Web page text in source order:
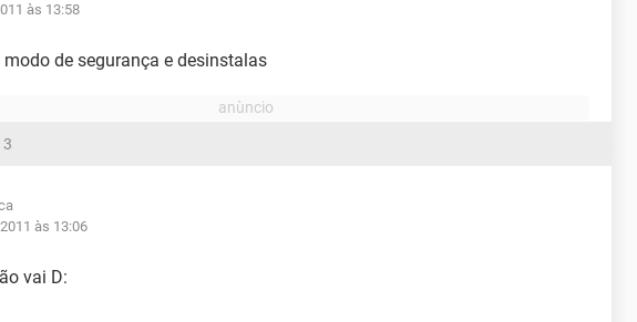
às 13:58
de segurança e desinstalas
3
às 13:06
vai D: